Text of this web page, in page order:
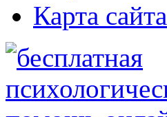
Карта сайта